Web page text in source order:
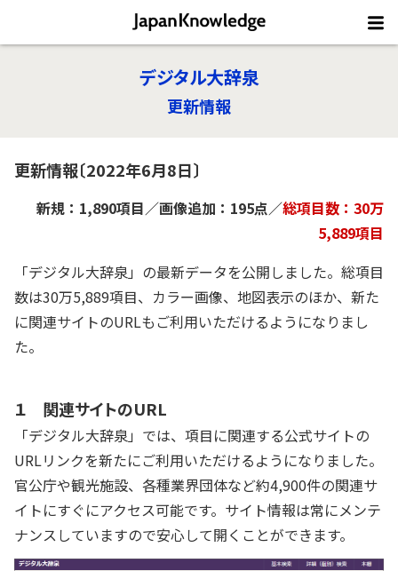
デジタル大辞泉
更新情報
更新情報〔2022年6月8日〕
新規：1,890項目／画像追加：195点／総項目数：30万
5,889項目
「デジタル大辞泉」の最新データを公開しました。総項目
数は30万5,889項目、カラー画像、地図表示のほか、新た
に関連サイトのURLもご利用いただけるようになりまし
た。
１ 関連サイトのURL
「デジタル大辞泉」では、項目に関連する公式サイトの
URLリンクを新たにご利用いただけるようになりました。
官公庁や観光施設、各種業界団体など約4,900件の関連サ
イトにすぐにアクセス可能です。サイト情報は常にメンテ
ナンスしていますので安心して開くことができます。